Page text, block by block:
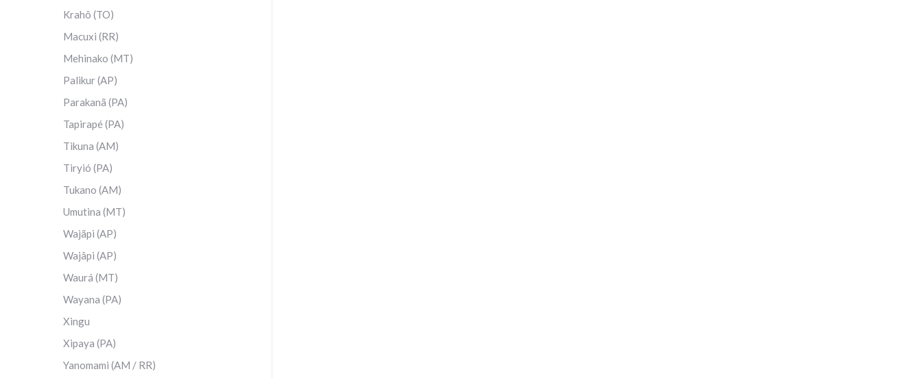
Krahô (TO)
Macuxi (RR)
Mehinako (MT)
Palikur (AP)
Parakanã (PA)
Tapirapé (PA)
Tikuna (AM)
Tiryió (PA)
Tukano (AM)
Umutina (MT)
Wajãpi (AP)
Wajâpi (AP)
Waurá (MT)
Wayana (PA)
Xingu
Xipaya (PA)
Yanomami (AM / RR)